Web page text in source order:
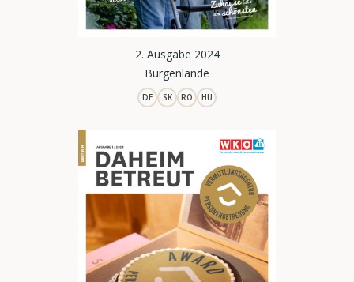
2. Ausgabe 2024
Burgenlande
DE SK RO HU